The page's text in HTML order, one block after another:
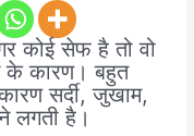
कोई सेफ है तो वो
के कारण। बहुत
सर्दी, जुखाम,
लगती है।